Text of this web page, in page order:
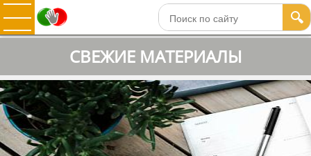
🔍
СВЕЖИЕ МАТЕРИАЛЫ